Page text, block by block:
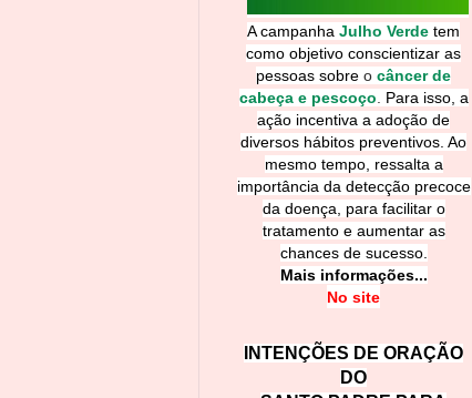
A campanha Julho Verde tem
como objetivo conscientizar as
pessoas sobre o câncer de
cabeça e pescoço
Para isso, a
ação incentiva a adoção de
diversos hábitos preventivos. Ao
mesmo tempo, ressalta a
importância da detecção precoce
da doença, para facilitar o
tratamento e aumentar as
chances de sucesso.
Mais informações...
No site
INTENÇÕES DE ORAÇÃO
DO